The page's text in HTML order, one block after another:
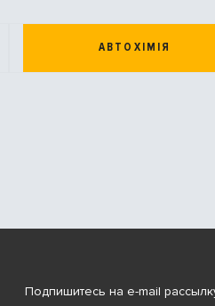
АВТОХІМІЯ
Подпишитесь на e-mail